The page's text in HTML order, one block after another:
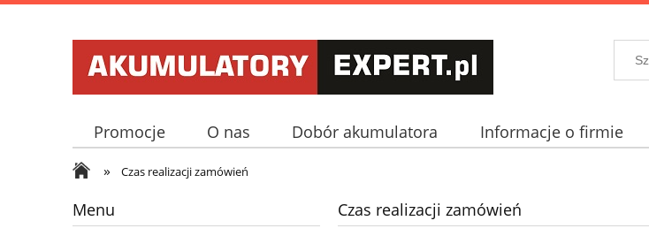
Promocje O nas Dobór akumulatora Informacje o firmie
Telefon i adres
» Czas realizacji zamówień
Menu Czas realizacji zamówień